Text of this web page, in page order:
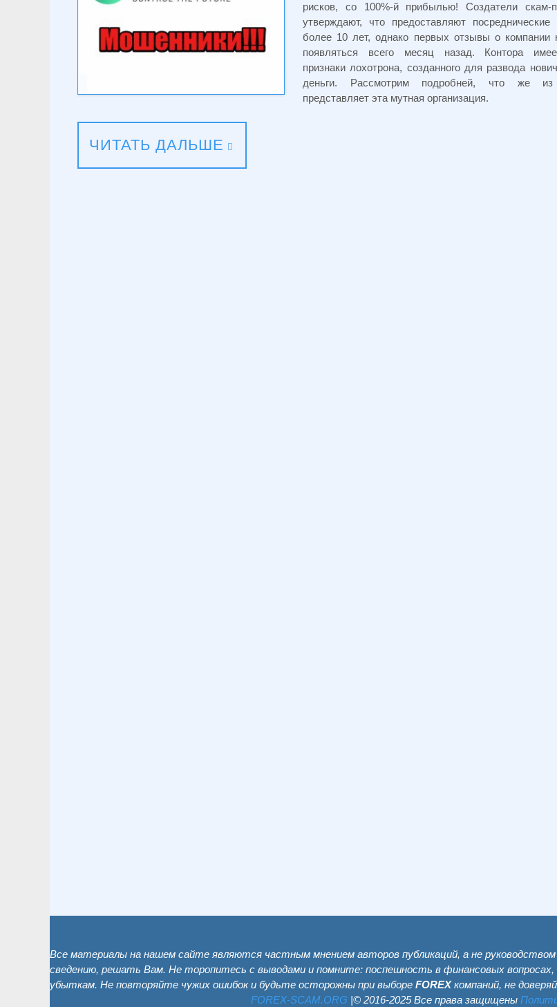
рисков, со 100%-й прибылью! Создатели скам-
утверждают, что предоставляют посреднические
более 10 лет, однако первых отзывы о компании
появляться всего месяц назад. Контора
признаки лохотрона, созданного для развода
деньги. Рассмотрим подробней, что же
представляет эта мутная организация.
ЧИТАТЬ ДАЛЬШЕ
Все материалы на нашем сайте являются частным мнением авторов публикаций, а не
сведению, решать Вам. Не торопитесь с выводами и помните: поспешность в финансовых вопросах,
убыткам. Не повторяйте чужих ошибок и будьте осторожны при выборе FOREXкомпаний, не
FOREX-SCAM.ОRG |© 2016-2025 Все права защищены